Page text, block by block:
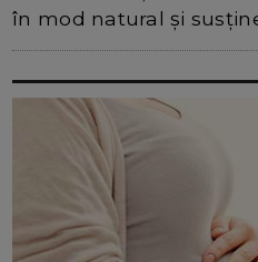
în mod natural și